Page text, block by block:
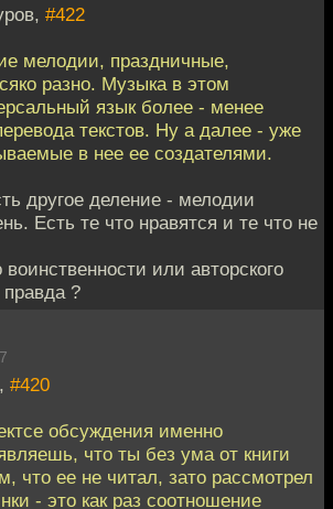
#422
мелодии, праздничные,
разно. Музыка в этом
язык более - менее
текстов. Ну а далее - уже
в нее ее создателями.
другое деление - мелодии
Есть те что нравятся и те что не
воинственности или авторского
?
#420
обсуждения именно
что ты без ума от книги
что ее не читал, зато рассмотрел
- это как раз соотношение